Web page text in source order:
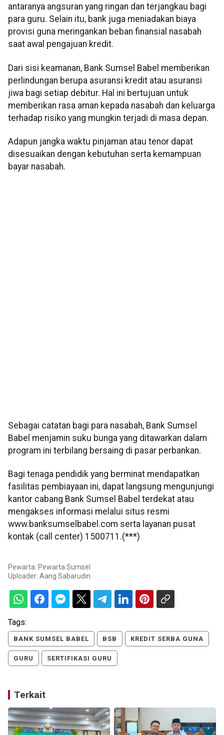
antaranya angsuran yang ringan dan terjangkau bagi
para guru. Selain itu, bank juga meniadakan biaya
provisi guna meringankan beban finansial nasabah
saat awal pengajuan kredit.
Dari sisi keamanan, Bank Sumsel Babel memberikan
perlindungan berupa asuransi kredit atau asuransi
jiwa bagi setiap debitur. Hal ini bertujuan untuk
memberikan rasa aman kepada nasabah dan keluarga
terhadap risiko yang mungkin terjadi di masa depan.
Adapun jangka waktu pinjaman atau tenor dapat
disesuaikan dengan kebutuhan serta kemampuan
bayar nasabah.
Sebagai catatan bagi para nasabah, Bank Sumsel
Babel menjamin suku bunga yang ditawarkan dalam
program ini terbilang bersaing di pasar perbankan.
Bagi tenaga pendidik yang berminat mendapatkan
fasilitas pembiayaan ini, dapat langsung mengunjungi
kantor cabang Bank Sumsel Babel terdekat atau
mengakses informasi melalui situs resmi
www.banksumselbabel.com serta layanan pusat
kontak (call center) 1500711.(***)
Pewarta: Pewarta Sumsel
Uploader: Aang Sabarudin
Tags:
BANK SUMSEL BABEL BSB KREDIT SERBA GUNA
GURU SERTIFIKASI GURU
Terkait